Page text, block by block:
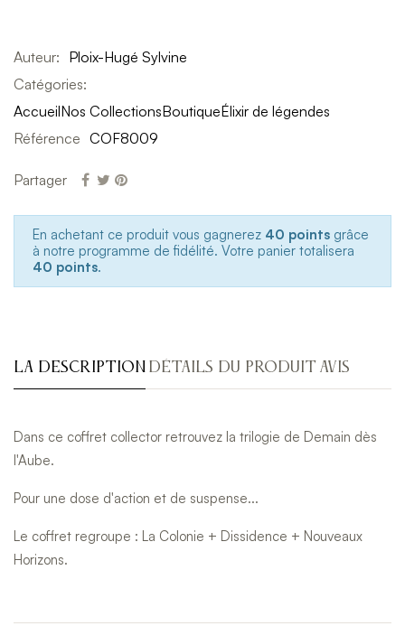
Auteur: Ploix-Hugé Sylvine
Catégories:
AccueilNos CollectionsBoutiqueÉlixir de légendes
Référence COF8009
Partager
En achetant ce produit vous gagnerez 40 points grâce
à notre programme de fidélité. Votre panier totalisera
40 points.
LA DESCRIPTION DÉTAILS DU PRODUIT AVIS
Dans ce coffret collector retrouvez la trilogie de Demain dès
l'Aube.
Pour une dose d'action et de suspense...
Le coffret regroupe : La Colonie + Dissidence + Nouveaux
Horizons.